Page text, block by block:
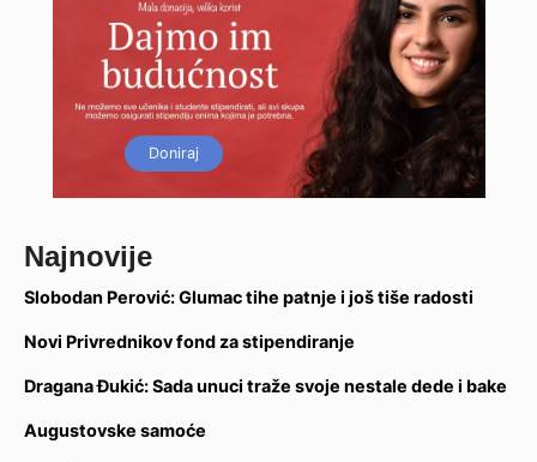
Doniraj
Najnovije
Slobodan Perović: Glumac tihe patnje i još tiše radosti
Novi Privrednikov fond za stipendiranje
Dragana Đukić: Sada unuci traže svoje nestale dede i bake
Augustovske samoće